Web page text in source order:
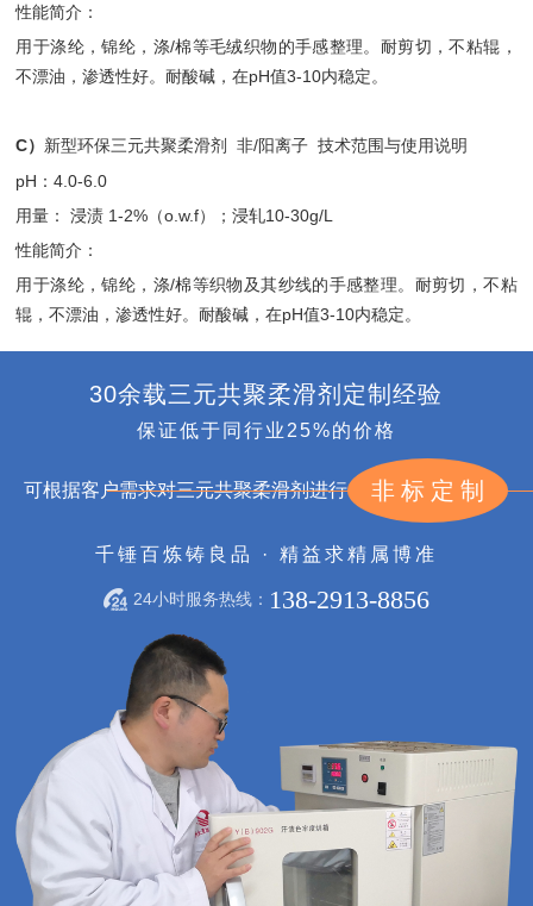
性能简介：
用于涤纶，锦纶，涤/棉等毛绒织物的手感整理。耐剪切，不粘辊，
不漂油，渗透性好。耐酸碱，在pH值3-10内稳定。
C） 新型环保三元共聚柔滑剂 非/阳离子 技术范围与使用说明
pH：4.0-6.0
用量： 浸渍 1-2%（o.w.f）；浸轧10-30g/L
性能简介：
用于涤纶，锦纶，涤/棉等织物及其纱线的手感整理。耐剪切，不粘
辊，不漂油，渗透性好。耐酸碱，在pH值3-10内稳定。
30余载三元共聚柔滑剂定制经验
保证低于同行业25%的价格
可根据客户需求对三元共聚柔滑剂进行 非标定制
千锤百炼铸良品 · 精益求精属博准
24小时服务热线： 138-2913-8856